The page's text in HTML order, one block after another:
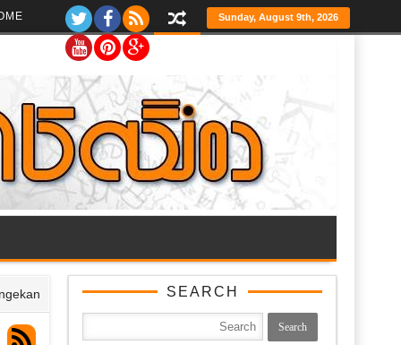
Sunday, August 9th, 2026
SEARCH